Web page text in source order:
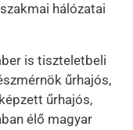
hálózatai
is tiszteletbeli
űrhajós,
űrhajós,
élő magyar